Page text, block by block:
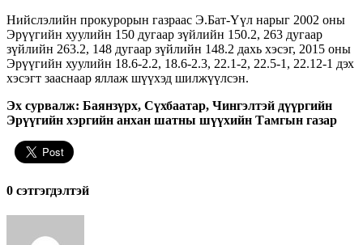
Нийслэлийн прокурорын газраас Э.Бат-Үүл нарыг 2002 оны
Эрүүгийн хуулийн 150 дугаар зүйлийн 150.2, 263 дугаар
зүйлийн 263.2, 148 дугаар зүйлийн 148.2 дахь хэсэг, 2015 оны
Эрүүгийн хуулийн 18.6-2.2, 18.6-2.3, 22.1-2, 22.5-1, 22.12-1 дэх
хэсэгт зааснаар яллаж шүүхэд шилжүүлсэн.
Эх сурвалж: Баянзүрх, Сүхбаатар, Чингэлтэй дүүргийн
Эрүүгийн хэргийн анхан шатны шүүхийн Тамгын газар
0 cэтгэгдэлтэй